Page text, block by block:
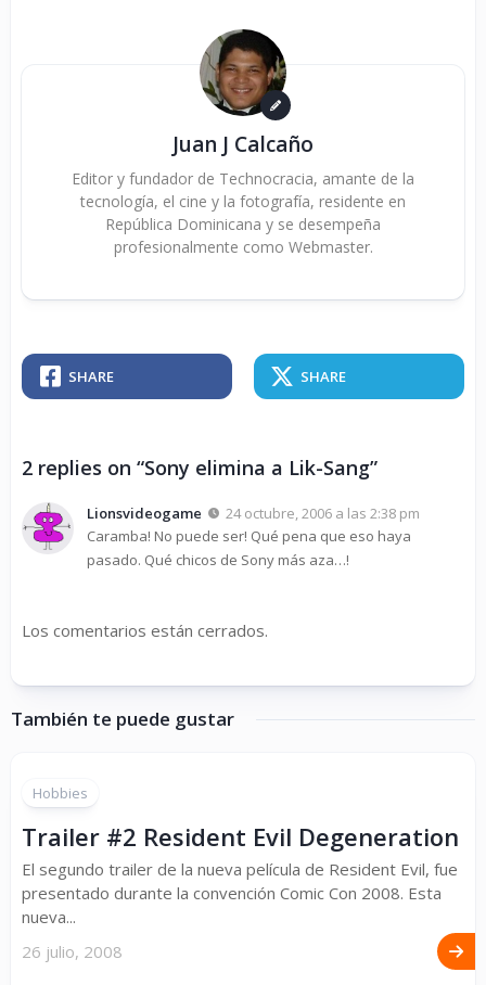
Juan J Calcaño
Editor y fundador de Technocracia, amante de la
tecnología, el cine y la fotografía, residente en
República Dominicana y se desempeña
profesionalmente como Webmaster.
SHARE SHARE
2 replies on “Sony elimina a Lik-Sang”
Lionsvideogame
24 octubre, 2006 a las 2:38 pm
Caramba! No puede ser! Qué pena que eso haya
pasado. Qué chicos de Sony más aza…!
Los comentarios están cerrados.
También te puede gustar
Hobbies
Trailer #2 Resident Evil Degeneration
El segundo trailer de la nueva película de Resident Evil, fue
presentado durante la convención Comic Con 2008. Esta
nueva...
26 julio, 2008